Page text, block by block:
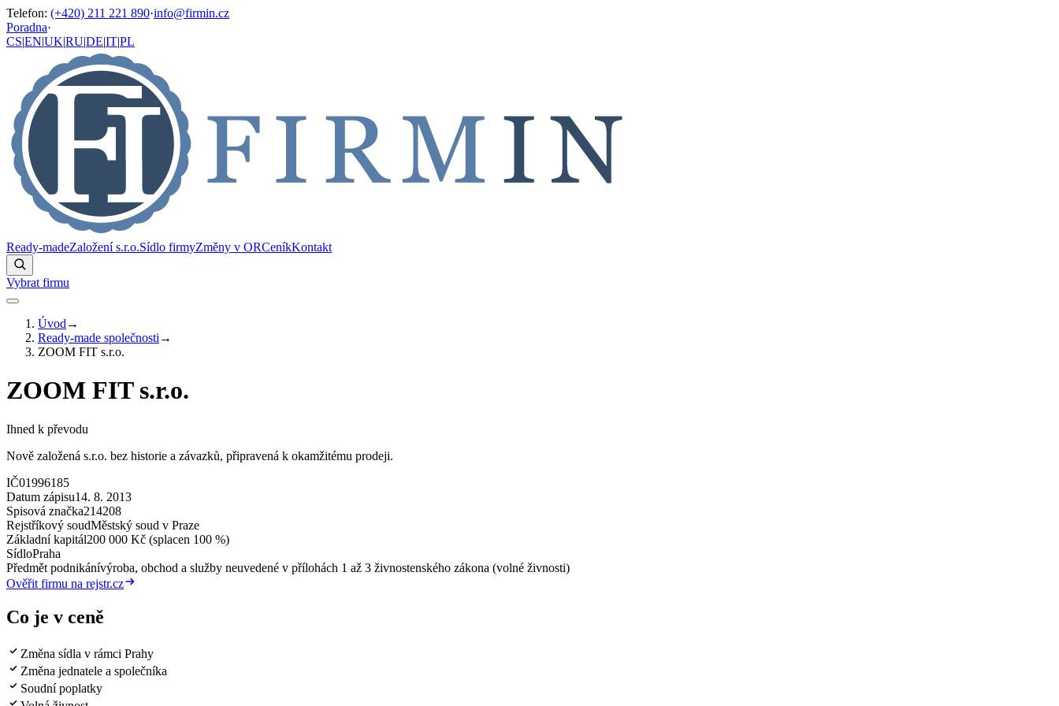
Telefon: (+420) 211 221 890·info@firmin.cz
Poradna·
CS|EN|UK|RU|DE|IT|PL
Ready-madeZaložení s.r.o.Sídlo firmyZměny v ORCeníkKontakt
Vybrat firmu
Úvod →
Ready-made společnosti →
ZOOM FIT s.r.o.
ZOOM FIT s.r.o.
Ihned k převodu
Nově založená s.r.o. bez historie a závazků, připravená k okamžitému prodeji.
IČ01996185
Datum zápisu14. 8. 2013
Spisová značka214208
Rejstříkový soudMěstský soud v Praze
Základní kapitál200 000 Kč (splacen 100 %)
SídloPraha
Předmět podnikánívýroba, obchod a služby neuvedené v přílohách 1 až 3 živnostenského zákona (volné živnosti)
Ověřit firmu na rejstr.cz
Co je v ceně
Změna sídla v rámci Prahy
Změna jednatele a společníka
Soudní poplatky